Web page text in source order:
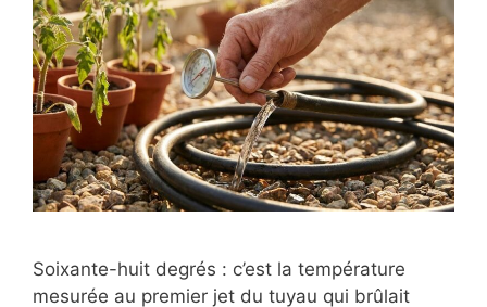
Soixante-huit degrés : c’est la température
mesurée au premier jet du tuyau qui brûlait